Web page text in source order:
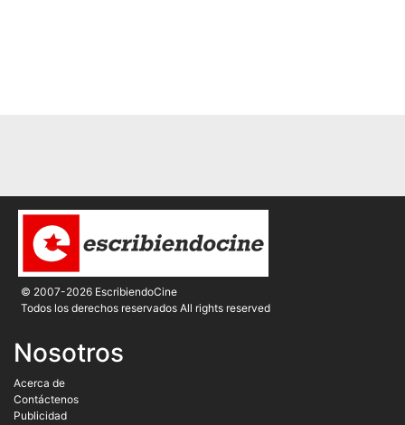
© 2007-2026 EscribiendoCine
Todos los derechos reservados All rights reserved
Nosotros
Acerca de
Contáctenos
Publicidad